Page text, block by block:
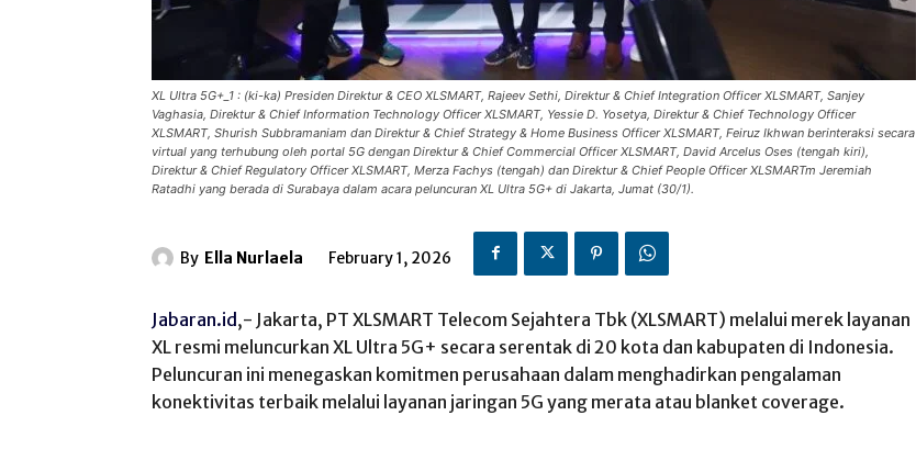
XL Ultra 5G+_1 : (ki-ka) Presiden Direktur & CEO XLSMART, Rajeev Sethi, Direktur & Chief Integration Officer XLSMART, Sanjey
Vaghasia, Direktur & Chief Information Technology Officer XLSMART, Yessie D. Yosetya, Direktur & Chief Technology Officer
XLSMART, Shurish Subbramaniam dan Direktur & Chief Strategy & Home Business Officer XLSMART, Feiruz Ikhwan berinteraksi secara
virtual yang terhubung oleh portal 5G dengan Direktur & Chief Commercial Officer XLSMART, David Arcelus Oses (tengah kiri),
Direktur & Chief Regulatory Officer XLSMART, Merza Fachys (tengah) dan Direktur & Chief People Officer XLSMARTm Jeremiah
Ratadhi yang berada di Surabaya dalam acara peluncuran XL Ultra 5G+ di Jakarta, Jumat (30/1).
By Ella Nurlaela February 1, 2026
Jabaran.id ,- Jakarta, PT XLSMART Telecom Sejahtera Tbk (XLSMART) melalui merek layanan
XL resmi meluncurkan XL Ultra 5G+ secara serentak di 20 kota dan kabupaten di Indonesia.
Peluncuran ini menegaskan komitmen perusahaan dalam menghadirkan pengalaman
konektivitas terbaik melalui layanan jaringan 5G yang merata atau blanket coverage.